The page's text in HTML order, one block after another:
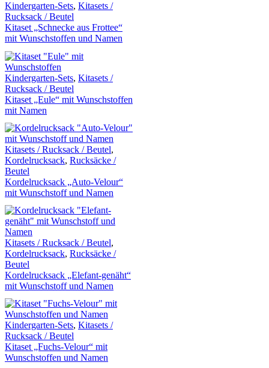
Kindergarten-Sets, Kitasets /
Rucksack / Beutel
Kitaset „Schnecke aus Frottee“
mit Wunschstoffen und Namen
Kindergarten-Sets, Kitasets /
Rucksack / Beutel
Kitaset „Eule“ mit Wunschstoffen
mit Namen
Kitasets / Rucksack / Beutel,
Kordelrucksack, Rucksäcke /
Beutel
Kordelrucksack „Auto-Velour“
mit Wunschstoff und Namen
Kitasets / Rucksack / Beutel,
Kordelrucksack, Rucksäcke /
Beutel
Kordelrucksack „Elefant-genäht“
mit Wunschstoff und Namen
Kindergarten-Sets, Kitasets /
Rucksack / Beutel
Kitaset „Fuchs-Velour“ mit
Wunschstoffen und Namen